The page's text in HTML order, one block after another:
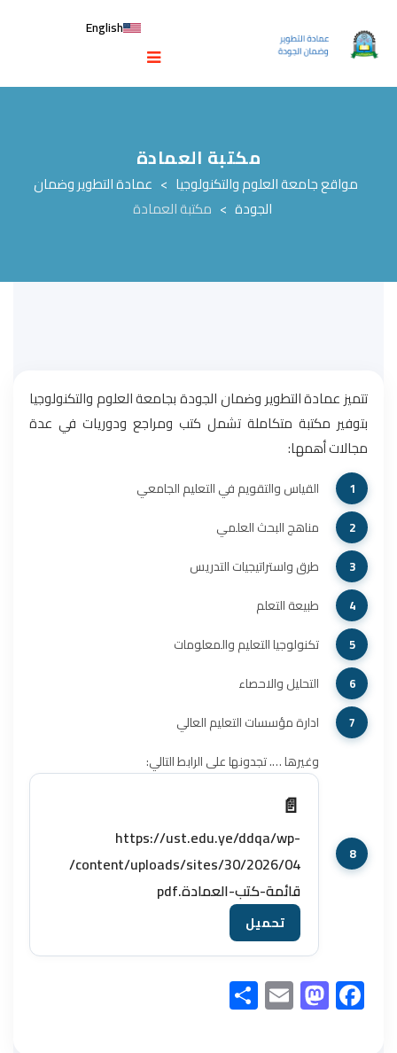
English
مكتبة العمادة
مواقع جامعة العلوم والتكنولوجيا > عمادة التطوير وضمان
الجودة > مكتبة العمادة
تتميز عمادة التطوير وضمان الجودة بجامعة العلوم والتكنولوجيا
بتوفير مكتبة متكاملة تشمل كتب ومراجع ودوريات في عدة
مجالات أهمها:
القياس والتقويم في التعليم الجامعي
مناهج البحث العلمي
طرق واستراتيجيات التدريس
طبيعة التعلم
تكنولوجيا التعليم والمعلومات
التحليل والاحصاء
ادارة مؤسسات التعليم العالي
وغيرها …. تجدونها على الرابط التالي:
https://ust.edu.ye/ddqa/wp-
content/uploads/sites/30/2026/04/
قائمة-كتب-العمادة.pdf
F
ac
M
as
E
m